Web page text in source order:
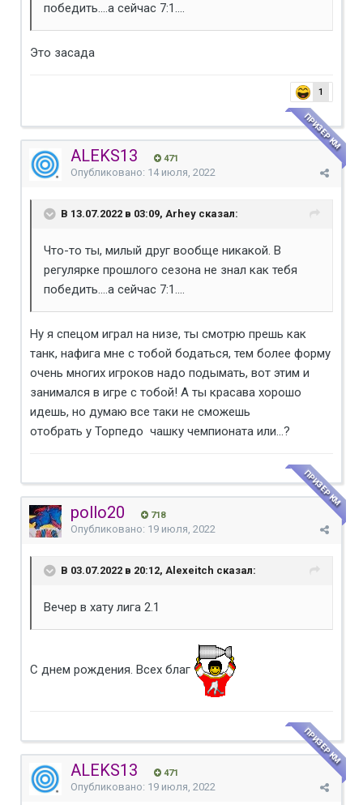
победить....а сейчас 7:1....
Это засада
1
ALEKS13 471
ПРИЗЕР КМ
Опубликовано: 14 июля, 2022
В 13.07.2022 в 03:09, Arhey сказал:
Что-то ты, милый друг вообще никакой. В
регулярке прошлого сезона не знал как тебя
победить....а сейчас 7:1....
Ну я спецом играл на низе, ты смотрю прешь как
танк, нафига мне с тобой бодаться, тем более форму
очень многих игроков надо подымать, вот этим и
занимался в игре с тобой! А ты красава хорошо
идешь, но думаю все таки не сможешь
отобрать у Торпедо чашку чемпионата или...?
pollo20 718
ПРИЗЕР КМ
Опубликовано: 19 июля, 2022
В 03.07.2022 в 20:12, Alexeitch сказал:
Вечер в хату лига 2.1
С днем рождения. Всех благ
ALEKS13 471
ПРИЗЕР КМ
Опубликовано: 19 июля, 2022